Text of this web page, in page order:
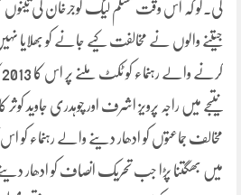
کی۔گو کہ اس وقت مسلم لیگ گوجرخان کی تینوں
نتیجے میں راجہ پرویز اشرف اور چوہدری جاوید
میں بھگتنا پڑا جب تحریک انصاف کو ادھار